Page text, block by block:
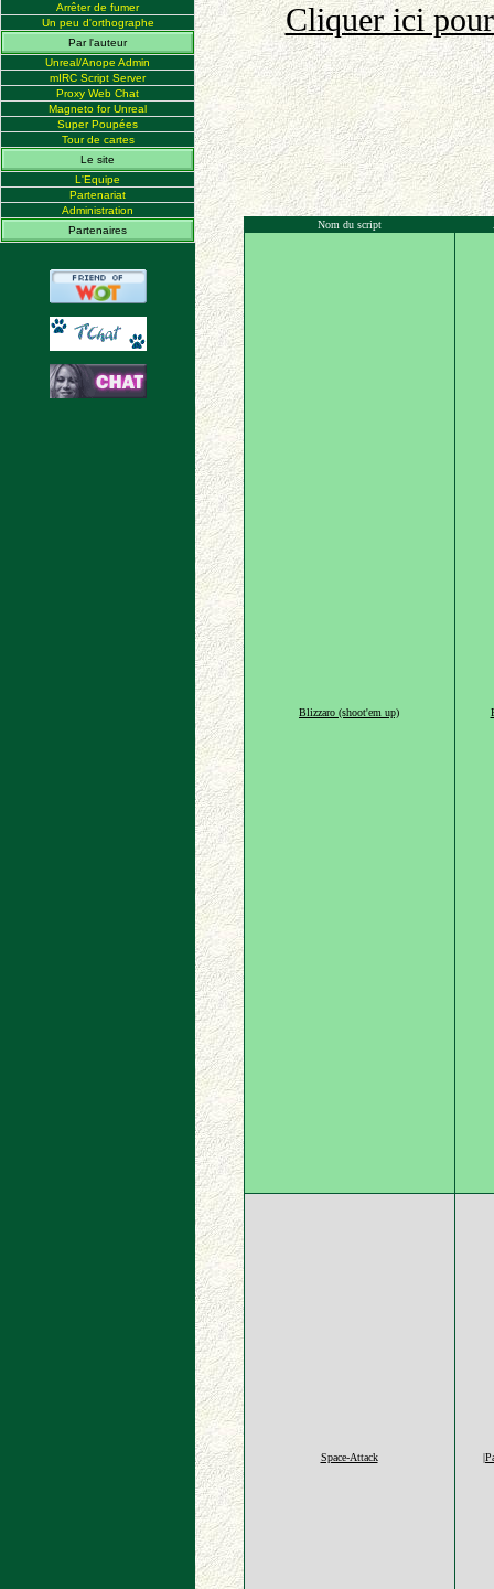
Arrêter de fumer
Un peu d'orthographe
Par l'auteur
Unreal/Anope Admin
mIRC Script Server
Proxy Web Chat
Magneto for Unreal
Super Poupées
Tour de cartes
Le site
L'Equipe
Partenariat
Administration
Partenaires
Cliquer ici
Nom du script
Blizzaro (shoot'em up)
Space-Attack